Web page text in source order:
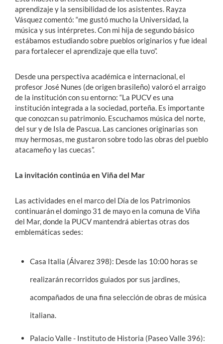
aprendizaje y la sensibilidad de los asistentes. Rayza
Vásquez comentó: “me gustó mucho la Universidad, la
música y sus intérpretes. Con mi hija de segundo básico
estábamos estudiando sobre pueblos originarios y fue ideal
para fortalecer el aprendizaje que ella tuvo”.
Desde una perspectiva académica e internacional, el
profesor José Nunes (de origen brasileño) valoró el arraigo
de la institución con su entorno: “La PUCV es una
institución integrada a la sociedad, porteña. Es importante
que conozcan su patrimonio. Escuchamos música del norte,
del sur y de Isla de Pascua. Las canciones originarias son
muy hermosas, me gustaron sobre todo las obras del pueblo
atacameño y las cuecas”.
La invitación continúa en Viña del Mar
Las actividades en el marco del Día de los Patrimonios
continuarán el domingo 31 de mayo en la comuna de Viña
del Mar, donde la PUCV mantendrá abiertas otras dos
emblemáticas sedes:
Casa Italia (Álvarez 398): Desde las 10:00 horas se
realizarán recorridos guiados por sus jardines,
acompañados de una fina selección de obras de música
italiana.
Palacio Valle - Instituto de Historia (Paseo Valle 396):